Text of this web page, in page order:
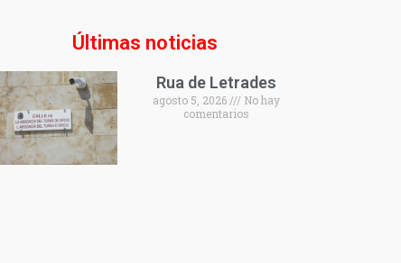
Últimas noticias
Rua de Letrades
agosto 5, 2026
No hay
comentarios